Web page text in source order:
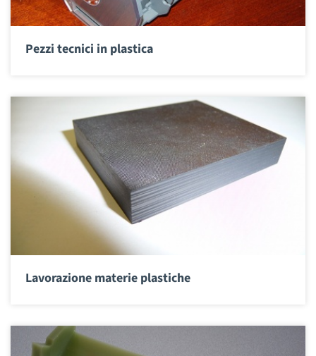
Pezzi tecnici in plastica
Lavorazione materie plastiche